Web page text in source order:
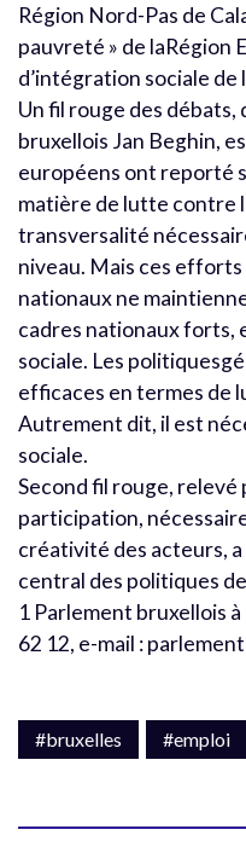
Région Nord-Pas de
pauvreté » de laRégion
d’intégration sociale de
Un fil rouge des débats,
bruxellois Jan Beghin,
européens ont reporté
matière de lutte contre
transversalité
niveau. Mais ces
nationaux ne
cadres nationaux forts,
sociale. Les
efficaces en termes de
Autrement dit, il est
sociale.
Second fil rouge, relevé
participation,
créativité des acteurs,
central des politiques
1 Parlement bruxellois
62 12, e-mail :
#bruxelles #emploi